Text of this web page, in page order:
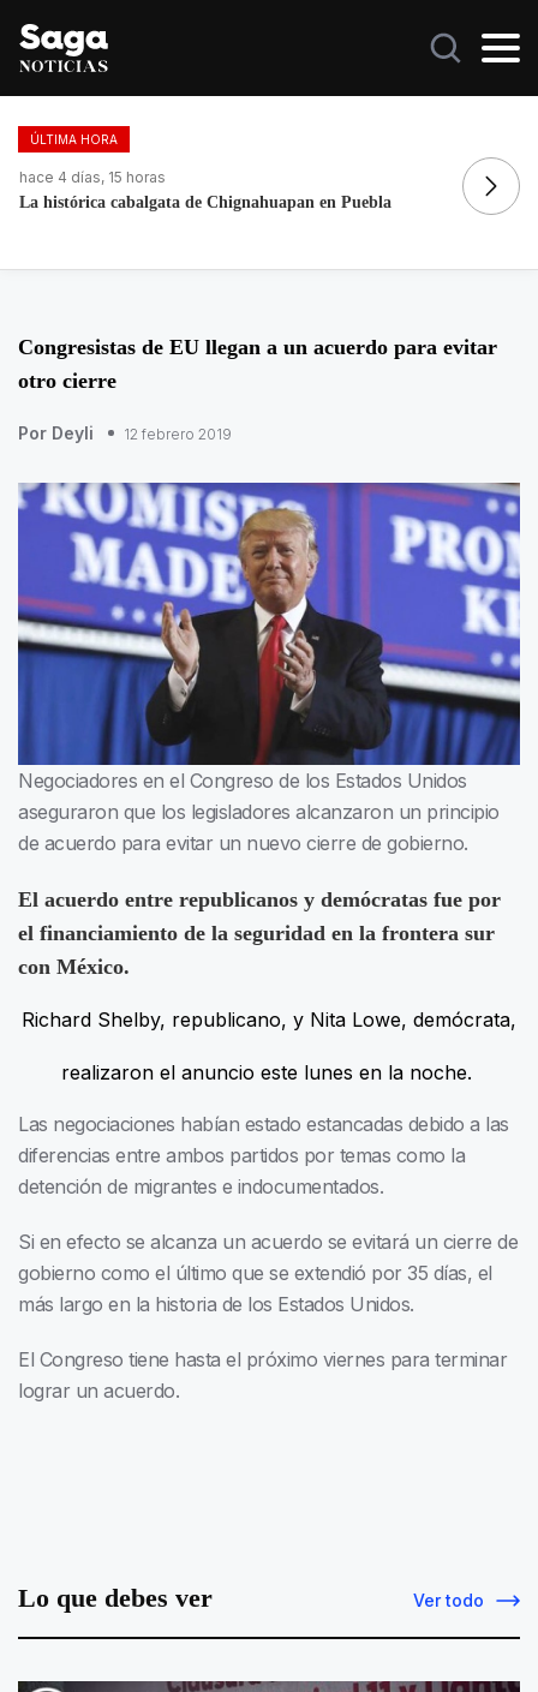
ÚLTIMA HORA
hace 4 días, 15 horas
Fortalece la economía circular; recupera 30 toneladas de
Congresistas de EU llegan a un acuerdo para evitar
otro cierre
Por Deyli 12 febrero 2019
Negociadores en el Congreso de los Estados Unidos
aseguraron que los legisladores alcanzaron un principio
de acuerdo para evitar un nuevo cierre de gobierno.
El acuerdo entre republicanos y demócratas fue por
el financiamiento de la seguridad en la frontera sur
con México.
Richard Shelby, republicano, y Nita Lowe, demócrata,
realizaron el anuncio este lunes en la noche.
Las negociaciones habían estado estancadas debido a las
diferencias entre ambos partidos por temas como la
detención de migrantes e indocumentados.
Si en efecto se alcanza un acuerdo se evitará un cierre de
gobierno como el último que se extendió por 35 días, el
más largo en la historia de los Estados Unidos.
El Congreso tiene hasta el próximo viernes para terminar
lograr un acuerdo.
Lo que debes ver Ver todo